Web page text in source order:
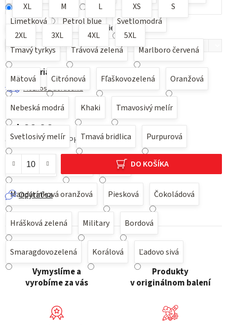
Limetková Petrol blue Svetlomodrá
Tmavý tyrkys Trávová zelená Marlboro červená
Mätová Citrónová Fľaškovozelená Oranžová
Nebeská modrá Khaki Tmavosivý melír
Svetlosivý melír Tmavá bridlica Purpurová
Svetlá khaki Denim
Mandarínková oranžová Piesková Čokoládová
Hrášková zelená Military Bordová
Smaragdovozelená Korálová Ľadovo sivá
XL
M L XS S
2XL 3XL 4XL 5XL
Možnosť potlače pre nacenenie
Zvoľte variant
Možnosti doručenia
od€6,26
od€7,70vrátane DPH
Jednotková cena:
DO KOŠÍKA
Opýtať sa
Vymyslíme a
vyrobíme za vás
Produkty
v originálnom balení